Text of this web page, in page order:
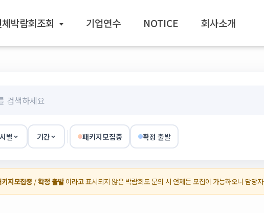
박람회조회 기업연수 NOTICE 회사소개
별 기간 패키지모집중 확정 출발
지모집중/확정 출발이라고 표시되지 않은 박람회도 문의 시 언제든 모집이 가능하오니 담당